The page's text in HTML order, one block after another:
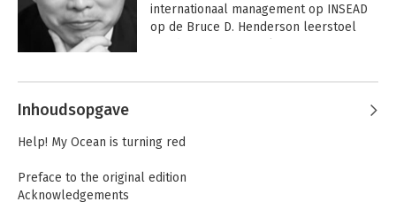
internationaal management op INSEAD
op de Bruce D. Henderson leerstoel
verschillende multinationals in Europa,
van het World Economic Forum in Davos
en adviserend lid van de Europese Unie.
Hij schreef talloze artikelen over
strategie en management die
gepubliceerd werden in de
Andere boeken door Chan Kim
Inhoudsopgave
Help! My Ocean is turning red
Preface to the original edition
Acknowledgements